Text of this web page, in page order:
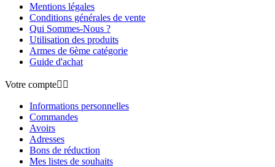
Mentions légales
Conditions générales de vente
Qui Sommes-Nous ?
Utilisation des produits
Armes de 6ème catégorie
Guide d'achat
Votre compte 
Informations personnelles
Commandes
Avoirs
Adresses
Bons de réduction
Mes listes de souhaits